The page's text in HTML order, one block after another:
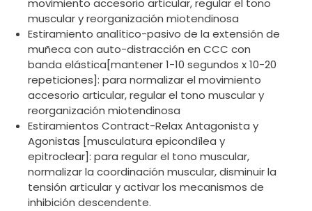
movimiento accesorio articular, regular el tono
muscular y reorganización miotendinosa
Estiramiento analítico-pasivo de la extensión de
muñeca con auto-distracción en CCC con
banda elástica[mantener 1-10 segundos x 10-20
repeticiones]: para normalizar el movimiento
accesorio articular, regular el tono muscular y
reorganización miotendinosa
Estiramientos Contract-Relax Antagonista y
Agonistas [musculatura epicondílea y
epitroclear]: para regular el tono muscular,
normalizar la coordinación muscular, disminuir la
tensión articular y activar los mecanismos de
inhibición descendente.